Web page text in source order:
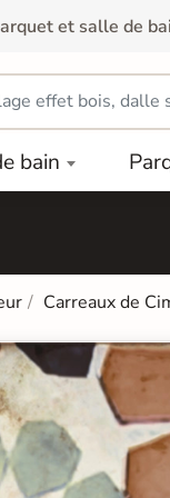
et salle de
bain
Carreaux de